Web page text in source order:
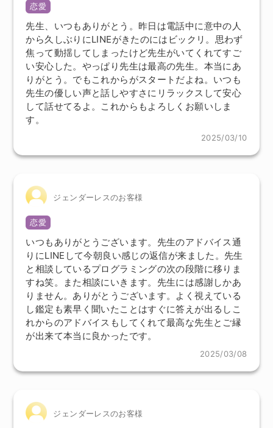
恋愛
先生、いつもありがとう。昨日は電話中に意中の人
から久しぶりにLINEがきたのにはビックリ。思わず
焦って動揺してしまったけど先生がいてくれてすご
い安心した。やっぱり先生は最高の先生。本当にあ
りがとう。でもこれからがスタートだよね。いつも
先生の優しい声と話しやすさにリラックスして安心
して話せてるよ。これからもよろしくお願いしま
す。
2025/03/10
ジェンダーレスのお客様
恋愛
いつもありがとうございます。先生のアドバイス通
りにLINEして今朝良い感じの返信が来ました。先生
と相談しているプログラミングの次の段階に移りま
すね笑。また相談にいきます。先生には感謝しかあ
りません。ありがとうございます。よく視えている
し鑑定も素早く聞いたことはすぐに答えが出るしこ
れからのアドバイスもしてくれて最高な先生とご縁
が出来て本当に良かったです。
2025/03/08
ジェンダーレスのお客様